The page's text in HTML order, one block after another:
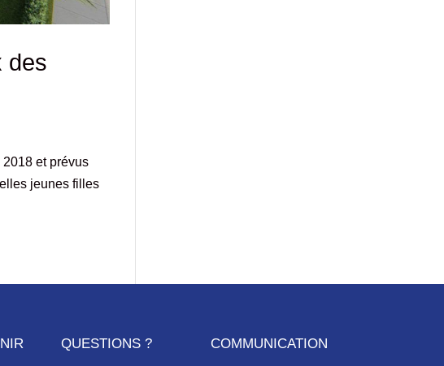
des
et prévus
jeunes filles
QUESTIONS ? COMMUNICATION